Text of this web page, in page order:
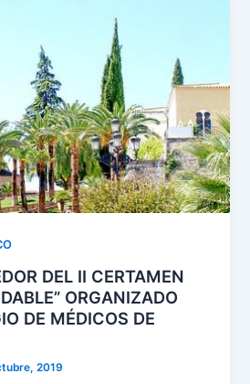
DEL II CERTAMEN
ORGANIZADO
DE MÉDICOS DE
2019